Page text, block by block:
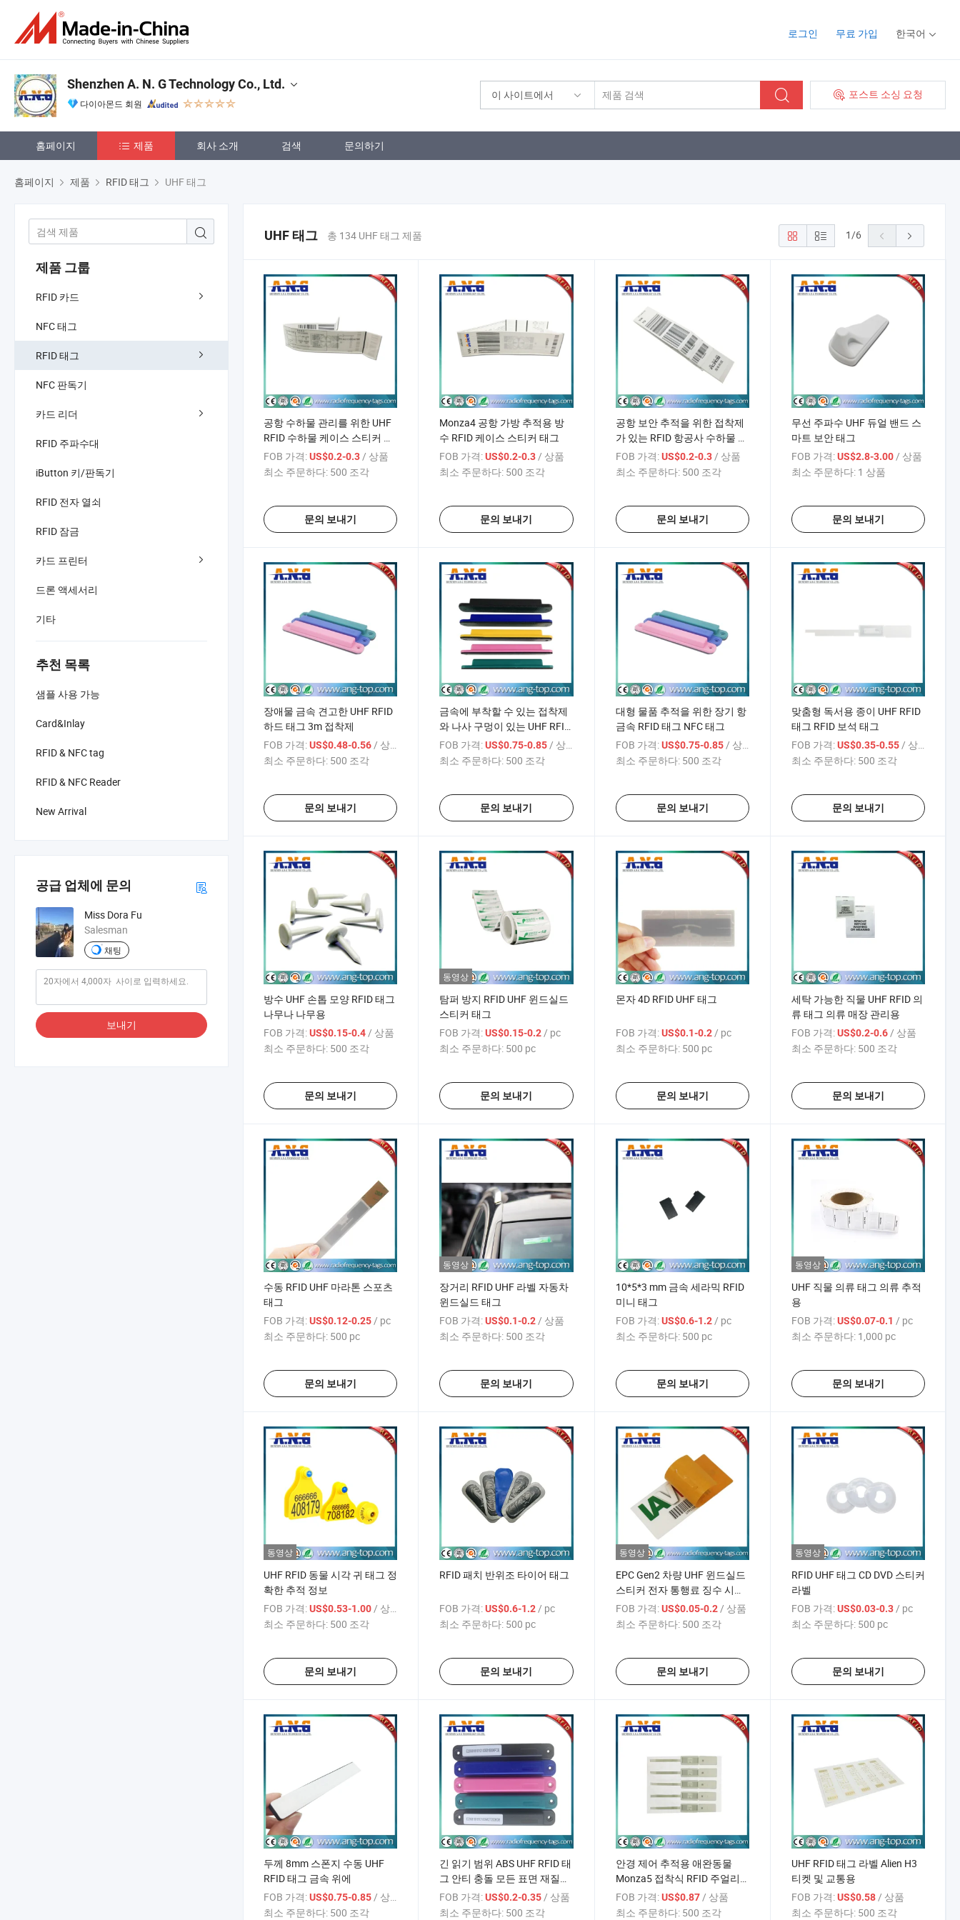
로그인 무료 가입 한국어
이 사이트에서 포스트 소싱 요청
Shenzhen A. N. G Technology Co., Ltd.
다이아몬드 회원
홈페이지 제품 회사 소개 검색 문의하기
홈페이지 제품 RFID 태그 UHF 태그
제품 그룹
RFID 카드
NFC 태그
RFID 태그
NFC 판독기
카드 리더
RFID 주파수대
iButton 키/판독기
RFID 전자 열쇠
RFID 잠금
카드 프린터
드론 액세서리
기타
추천 목록
샘플 사용 가능
Card&Inlay
RFID & NFC tag
RFID & NFC Reader
New Arrival
공급 업체에 문의
Miss Dora Fu
Salesman
채팅
보내기
UHF 태그 총 134 UHF 태그 제품 1/6
공항 수하물 관리를 위한 UHF
RFID 수하물 케이스 스티커 태
그
FOB 가격:US$0.2-0.3/ 상품
최소 주문하다: 500 조각
문의 보내기
Monza4 공항 가방 추적용 방
수 RFID 케이스 스티커 태그
FOB 가격: US$0.2-0.3/ 상품
최소 주문하다: 500 조각
문의 보내기
공항 보안 추적을 위한 접착제
가 있는 RFID 항공사 수하물 태
그
FOB 가격: US$0.2-0.3/ 상품
최소 주문하다: 500 조각
문의 보내기
무선 주파수 UHF 듀얼 밴드 스
마트 보안 태그
FOB 가격: US$2.8-3.00/ 상품
최소 주문하다: 1 상품
문의 보내기
장애물 금속 견고한 UHF RFID
하드 태그 3m 접착제
FOB 가격:US$0.48-0.56 / 상품
최소 주문하다: 500 조각
문의 보내기
금속에 부착할 수 있는 접착제
와 나사 구멍이 있는 UHF RFID
라벨
FOB 가격: US$0.75-0.85 / 상품
최소 주문하다: 500 조각
문의 보내기
대형 물품 추적을 위한 장기 항
금속 RFID 태그 NFC 태그
FOB 가격: US$0.75-0.85 / 상품
최소 주문하다: 500 조각
문의 보내기
맞춤형 독서용 종이 UHF RFID
태그 RFID 보석 태그
FOB 가격: US$0.35-0.55 / 상품
최소 주문하다: 500 조각
문의 보내기
방수 UHF 손톱 모양 RFID 태그
나무나 나무용
FOB 가격:US$0.15-0.4 / 상품
최소 주문하다: 500 조각
문의 보내기
동영상
탐퍼 방지 RFID UHF 윈드실드
스티커 태그
FOB 가격: US$0.15-0.2 / pc
최소 주문하다: 500 pc
문의 보내기
몬자 4D RFID UHF 태그
FOB 가격: US$0.1-0.2 / pc
최소 주문하다: 500 pc
문의 보내기
세탁 가능한 직물 UHF RFID 의
류 태그 의류 매장 관리용
FOB 가격: US$0.2-0.6 / 상품
최소 주문하다: 500 조각
문의 보내기
수동 RFID UHF 마라톤 스포츠
태그
FOB 가격:US$0.12-0.25/ pc
최소 주문하다: 500 pc
문의 보내기
동영상
장거리 RFID UHF 라벨 자동차
윈드실드 태그
FOB 가격: US$0.1-0.2 / 상품
최소 주문하다: 500 조각
문의 보내기
10*5*3 mm 금속 세라믹 RFID
미니 태그
FOB 가격: US$0.6-1.2/ pc
최소 주문하다: 500 pc
문의 보내기
동영상
UHF 직물 의류 태그 의류 추적
용
FOB 가격: US$0.07-0.1 / pc
최소 주문하다: 1,000 pc
문의 보내기
동영상
UHF RFID 동물 시각 귀 태그 정
확한 추적 정보
FOB 가격:US$0.53-1.00/ 상품
최소 주문하다: 500 조각
문의 보내기
RFID 패치 반위조 타이어 태그
FOB 가격: US$0.6-1.2/ pc
최소 주문하다: 500 pc
문의 보내기
동영상
EPC Gen2 차량 UHF 윈드실드
스티커 전자 통행료 징수 시스
템
FOB 가격: US$0.05-0.2/ 상품
최소 주문하다: 500 조각
문의 보내기
동영상
RFID UHF 태그 CD DVD 스티커
라벨
FOB 가격: US$0.03-0.3/ pc
최소 주문하다: 500 pc
문의 보내기
두께 8mm 스폰지 수동 UHF
RFID 태그 금속 위에
FOB 가격:US$0.75-0.85 / 상품
최소 주문하다: 500 조각
긴 읽기 범위 ABS UHF RFID 태
그 안티 충돌 모든 표면 재질에
장착
FOB 가격: US$0.2-0.35 / 상품
최소 주문하다: 500 조각
안경 제어 추적용 애완동물
Monza5 접착식 RFID 주얼리
태그
FOB 가격: US$0.87 / 상품
최소 주문하다: 500 조각
UHF RFID 태그 라벨 Alien H3
티켓 및 교통용
FOB 가격: US$0.58 / 상품
최소 주문하다: 500 조각